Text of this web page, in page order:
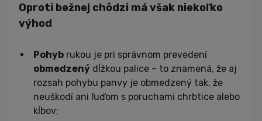
Oproti bežnej chôdzi má však niekoľko
výhod
Pohyb rukou je pri správnom prevedení
obmedzený dĺžkou palice – to znamená, že aj
rozsah pohybu panvy je obmedzený tak, že
neuškodí ani ľuďom s poruchami chrbtice alebo
kĺbov;